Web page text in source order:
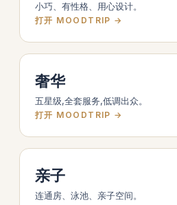
小巧、有性格、用心设计。
打开 MOODTRIP →
奢华
五星级,全套服务,低调出众。
打开 MOODTRIP →
亲子
连通房、泳池、亲子空间。